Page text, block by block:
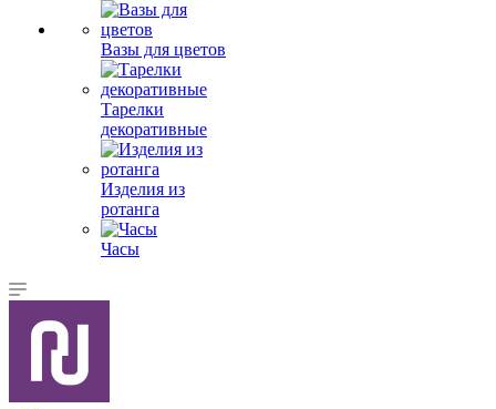
Вазы для цветов
Тарелки
декоративные
Изделия из
ротанга
Часы